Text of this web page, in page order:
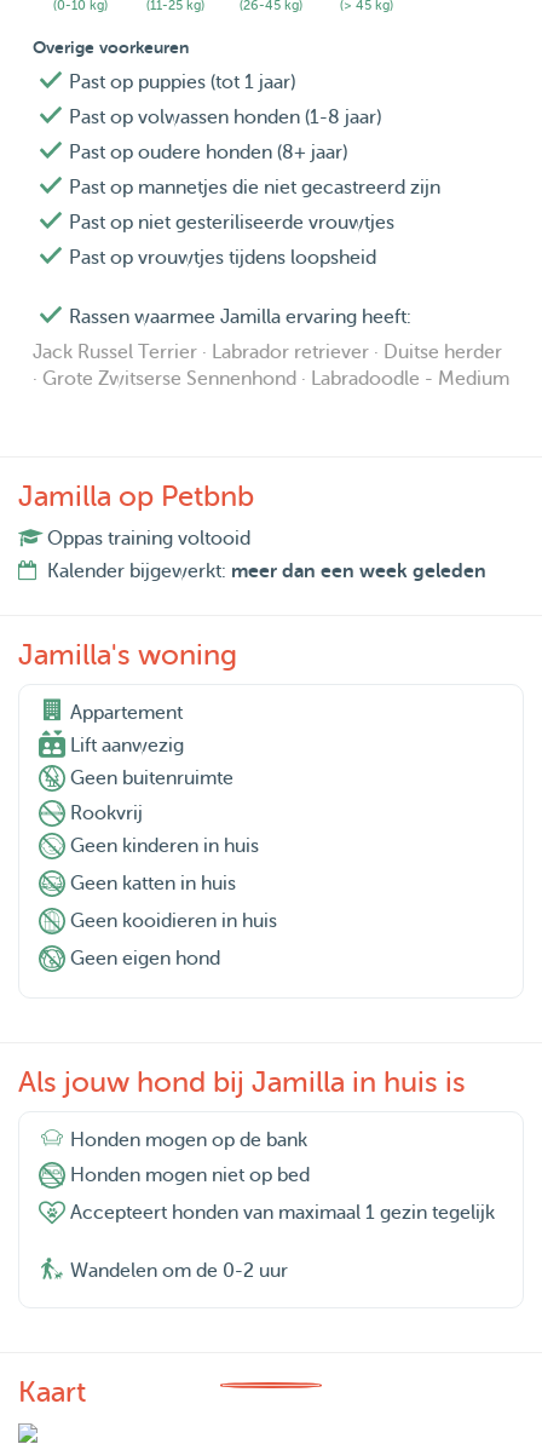
(0-10 kg) (11-25 kg) (26-45 kg) (> 45 kg)
Overige voorkeuren
Past op puppies (tot 1 jaar)
Past op volwassen honden (1-8 jaar)
Past op oudere honden (8+ jaar)
Past op mannetjes die niet gecastreerd zijn
Past op niet gesteriliseerde vrouwtjes
Past op vrouwtjes tijdens loopsheid
Rassen waarmee Jamilla ervaring heeft:
Jack Russel Terrier · Labrador retriever · Duitse herder
· Grote Zwitserse Sennenhond · Labradoodle - Medium
Jamilla op Petbnb
Oppas training voltooid
Kalender bijgewerkt: meer dan een week geleden
Jamilla's woning
Appartement
 Lift aanwezig
Geen buitenruimte
Rookvrij
Geen kinderen in huis
Geen katten in huis
Geen kooidieren in huis
Geen eigen hond
Als jouw hond bij Jamilla in huis is
Honden mogen op de bank
Honden mogen niet op bed
Accepteert honden van maximaal 1 gezin tegelijk
Wandelen om de 0-2 uur
Kaart